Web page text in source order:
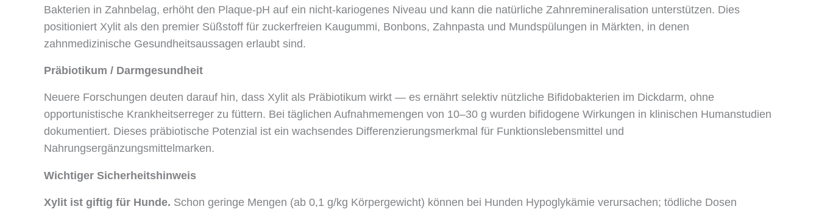
Bakterien in Zahnbelag, erhöht den Plaque-pH auf ein nicht-kariogenes Niveau und kann die natürliche Zahnremineralisation unterstützen. Dies
positioniert Xylit als den premier Süßstoff für zuckerfreien Kaugummi, Bonbons, Zahnpasta und Mundspülungen in Märkten, in denen
zahnmedizinische Gesundheitsaussagen erlaubt sind.
Präbiotikum / Darmgesundheit
Neuere Forschungen deuten darauf hin, dass Xylit als Präbiotikum wirkt — es ernährt selektiv nützliche Bifidobakterien im Dickdarm, ohne
opportunistische Krankheitserreger zu füttern. Bei täglichen Aufnahmemengen von 10–30 g wurden bifidogene Wirkungen in klinischen Humanstudien
dokumentiert. Dieses präbiotische Potenzial ist ein wachsendes Differenzierungsmerkmal für Funktionslebensmittel und
Nahrungsergänzungsmittelmarken.
Wichtiger Sicherheitshinweis
Xylit ist giftig für Hunde. Schon geringe Mengen (ab 0,1 g/kg Körpergewicht) können bei Hunden Hypoglykämie verursachen; tödliche Dosen